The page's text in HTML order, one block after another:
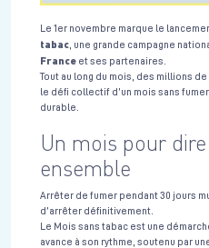
Le 1er novembre marque le
tabac , une grande campagne
France et ses partenaires.
Tout au long du mois, des millions
le défi collectif d’un mois sans
durable.
Un mois pour
ensemble
Arrêter de fumer pendant 30 jours
d’arrêter définitivement.
Le Mois sans tabac est une
avance à son rythme, soutenu par